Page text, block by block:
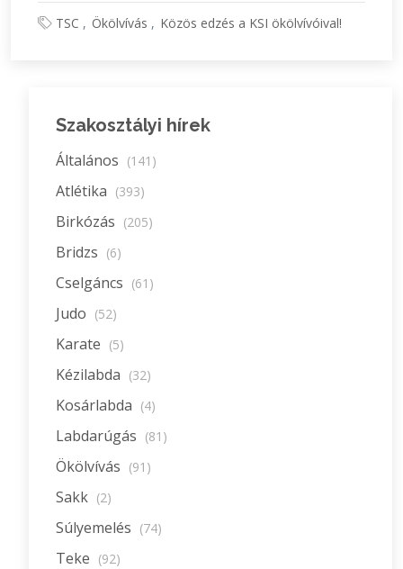
TSC Ökölvívás Közös edzés a KSI ökölvívóival!
Szakosztályi hírek
Általános (141)
Atlétika (393)
Birkózás (205)
Bridzs (6)
Cselgáncs (61)
Judo (52)
Karate (5)
Kézilabda (32)
Kosárlabda (4)
Labdarúgás (81)
Ökölvívás (91)
Sakk (2)
Súlyemelés (74)
Teke (92)